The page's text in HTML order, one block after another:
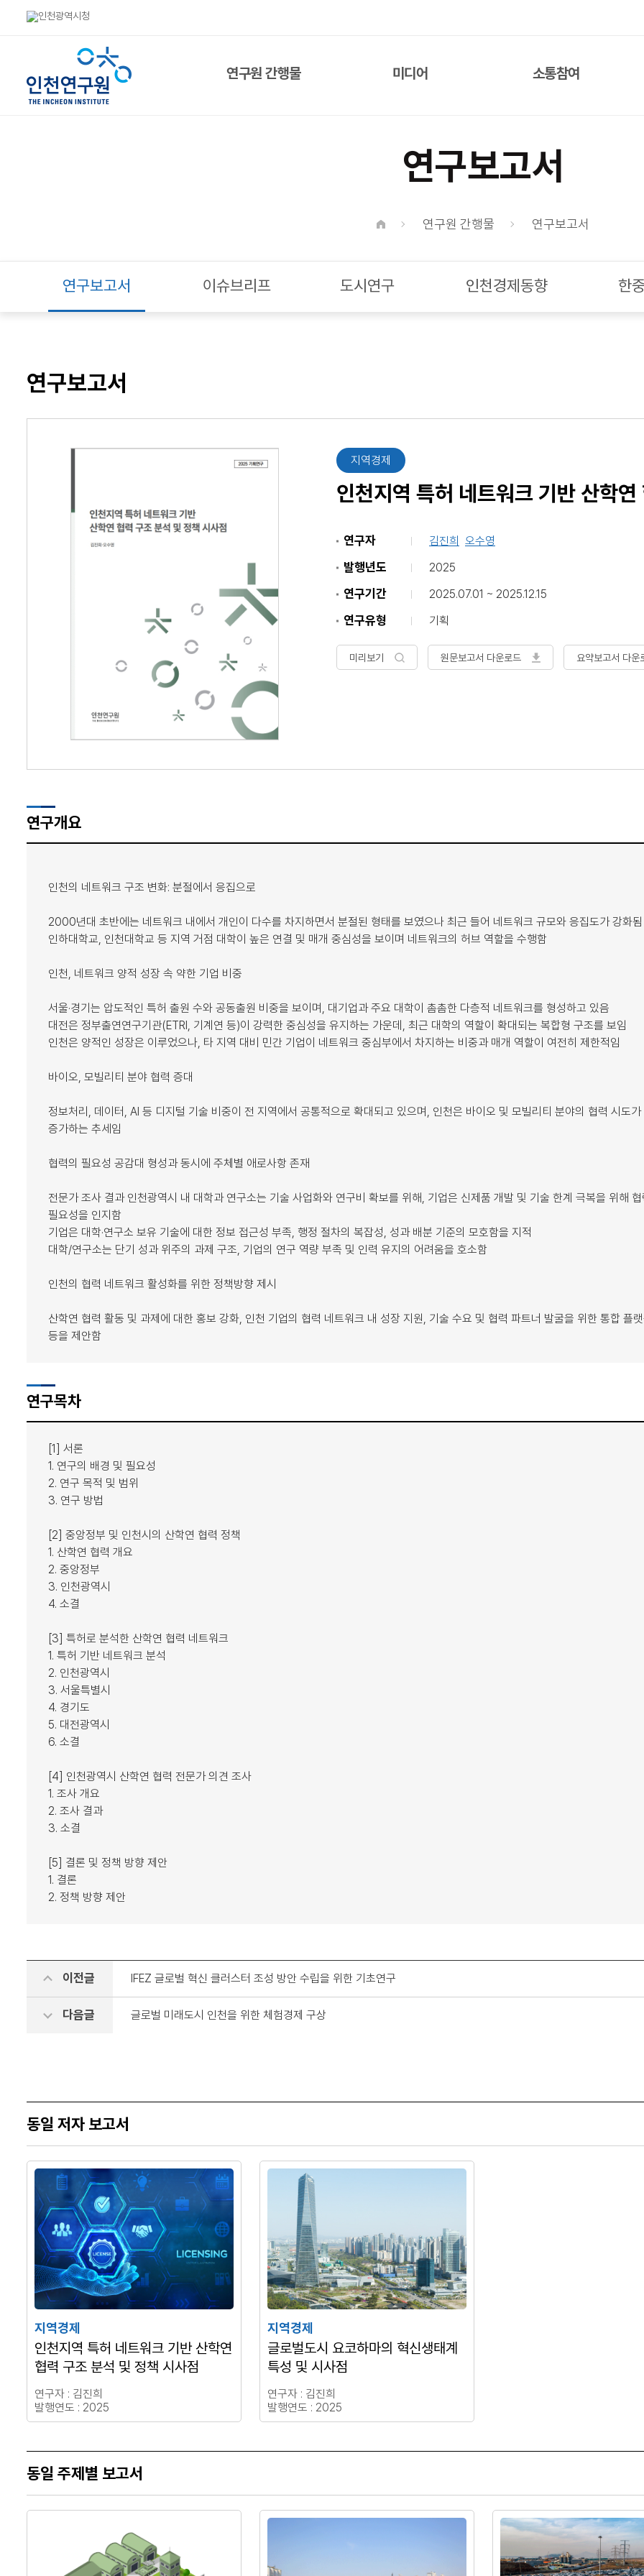
연구원 간행물
행사자료집
미디어
데이터브리프
보도자료
소통참여
채용 정보
시민패널 신청
연구보고서
연구원 간행물 연구보고서
연구보고서 이슈브리프 도시연구 인천경제동향 한
연구보고서
지역경제
인천지역 특허 네트워크 기반 산학
연구자 김진희 오수영
발행년도 2025
연구기간 2025.07.01 ~ 2025.12.15
연구유형 기획
미리보기 원문보고서 다운로드 요약보고서 다운
연구개요
인천의 네트워크 구조 변화: 분절에서 응집으로
2000년대 초반에는 네트워크 내에서 개인이 다수를 차지하면서 분절된 형태를 보였으나 최근 들어 네트워크 규모와 응집도가 강화됨
인하대학교, 인천대학교 등 지역 거점 대학이 높은 연결 및 매개 중심성을 보이며 네트워크의 허브 역할을 수행함
인천, 네트워크 양적 성장 속 약한 기업 비중
서울·경기는 압도적인 특허 출원 수와 공동출원 비중을 보이며, 대기업과 주요 대학이 촘촘한 다층적 네트워크를 형성하고 있음
대전은 정부출연연구기관(ETRI, 기계연 등)이 강력한 중심성을 유지하는 가운데, 최근 대학의 역할이 확대되는 복합형 구조를 보임
인천은 양적인 성장은 이루었으나, 타 지역 대비 민간 기업이 네트워크 중심부에서 차지하는 비중과 매개 역할이 여전히 제한적임
바이오, 모빌리티 분야 협력 증대
정보처리, 데이터, AI 등 디지털 기술 비중이 전 지역에서 공통적으로 확대되고 있으며, 인천은 바이오 및 모빌리티 분야의 협력 시도가
증가하는 추세임
협력의 필요성 공감대 형성과 동시에 주체별 애로사항 존재
전문가 조사 결과 인천광역시 내 대학과 연구소는 기술 사업화와 연구비 확보를 위해, 기업은 신제품 개발 및 기술 한계 극복을 위해
필요성을 인지함
기업은 대학·연구소 보유 기술에 대한 정보 접근성 부족, 행정 절차의 복잡성, 성과 배분 기준의 모호함을 지적
대학/연구소는 단기 성과 위주의 과제 구조, 기업의 연구 역량 부족 및 인력 유지의 어려움을 호소함
인천의 협력 네트워크 활성화를 위한 정책방향 제시
산학연 협력 활동 및 과제에 대한 홍보 강화, 인천 기업의 협력 네트워크 내 성장 지원, 기술 수요 및 협력 파트너 발굴을 위한 통합 플
등을 제안함
연구목차
[1] 서론
1. 연구의 배경 및 필요성
2. 연구 목적 및 범위
3. 연구 방법
[2] 중앙정부 및 인천시의 산학연 협력 정책
1. 산학연 협력 개요
2. 중앙정부
3. 인천광역시
4. 소결
[3] 특허로 분석한 산학연 협력 네트워크
1. 특허 기반 네트워크 분석
2. 인천광역시
3. 서울특별시
4. 경기도
5. 대전광역시
6. 소결
[4] 인천광역시 산학연 협력 전문가 의견 조사
1. 조사 개요
2. 조사 결과
3. 소결
[5] 결론 및 정책 방향 제안
1. 결론
2. 정책 방향 제안
이전글 IFEZ 글로벌 혁신 클러스터 조성 방안 수립을 위한 기초연구
다음글 글로벌 미래도시 인천을 위한 체험경제 구상
동일 저자 보고서
지역경제
인천지역 특허 네트워크 기반 산학연
협력 구조 분석 및 정책 시사점
연구자 : 김진희
발행연도 : 2025
지역경제
글로벌도시 요코하마의 혁신생태계
특성 및 시사점
연구자 : 김진희
발행연도 : 2025
동일 주제별 보고서